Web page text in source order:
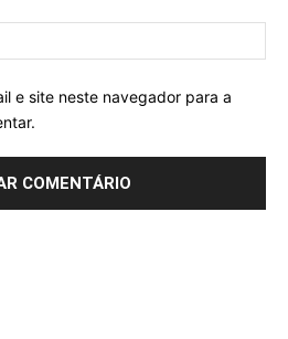
e site neste navegador para a